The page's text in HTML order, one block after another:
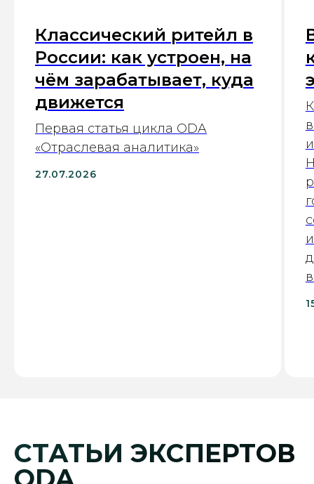
Классический ритейл в
России: как устроен, на
чём зарабатывает, куда
движется
Первая статья цикла ODA
«Отраслевая аналитика»
27.07.2026
СТАТЬИ ЭКСПЕРТОВ